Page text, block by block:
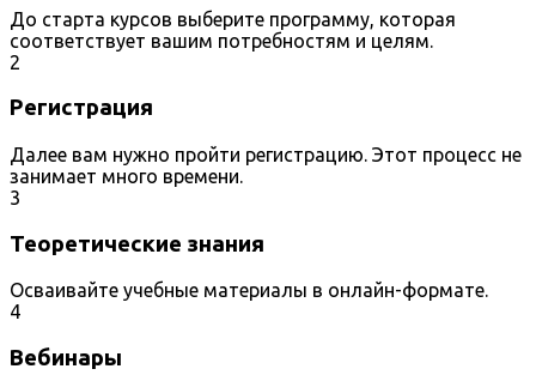
До старта курсов выберите программу, которая
соответствует вашим потребностям и целям.
2
Регистрация
Далее вам нужно пройти регистрацию. Этот процесс не
занимает много времени.
3
Теоретические знания
Осваивайте учебные материалы в онлайн-формате.
4
Вебинары